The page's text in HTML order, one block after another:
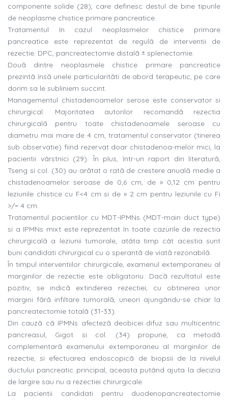
componente solide (28), care definesc destul de bine tipurile
de neoplasme chistice primare pancreatice.
Tratamentul în cazul neoplasmelor chistice primare
pancreatice este reprezentat de regulã de interventii de
rezectie: DPC, pancreatectomie distalã ± splenectomie.
Douã dintre neoplasmele chistice primare pancreatice
prezintã însã unele particularitãti de abord terapeutic, pe care
dorim sa le subliniem succint.
Managementul chistadenoamelor serose este conservator si
chirurgical. Majoritatea autorilor recomandã rezectia
chirurgicalã pentru toate chistadenoamele seroase cu
diametru mai mare de 4 cm, tratamentul conservator (tinerea
sub observatie) fiind rezervat doar chistadenoa-melor mici, la
pacientii vârstnici (29). În plus, într-un raport din literaturã,
Tseng si col. (30) au arãtat o ratã de crestere anualã medie a
chistadenoamelor seroase de 0,6 cm, de » 0,12 cm pentru
leziunile chistice cu F<4 cm si de » 2 cm pentru leziunile cu Fi
>/= 4 cm.
Tratamentul pacientilor cu MDT-IPMNs (MDT-main duct type)
si a IPMNs mixt este reprezentat în toate cazurile de rezectia
chirurgicalã a leziunii tumorale, atâta timp cât acestia sunt
buni candidati chirurgical cu o sperantã de viatã rezonabilã.
În timpul interventiilor chirurgicale, examenul extemporaneu al
marginilor de rezectie este obligatoriu. Dacã rezultatul este
pozitiv, se indicã extinderea rezectiei, cu obtinerea unor
margini fãrã infiltare tumoralã, uneori ajungându-se chiar la
pancreatectomie totalã (31-33).
Din cauzã cã IPMNs afectezã deobicei difuz sau multicentric
pancreasul, Gigot si col. (34) propune, ca metodã
complementarã examenului extemporaneu al marginilor de
rezectie, si efectuarea endoscopicã de biopsii de la nivelul
ductului pancreatic principal, aceasta putând ajuta la decizia
de largire sau nu a rezectiei chirurgicale.
La pacientii candidati pentru duodenopancreatectomie